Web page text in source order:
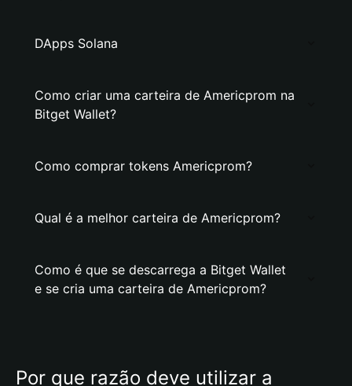
DApps Solana
Como criar uma carteira de Americprom na
Bitget Wallet?
Como comprar tokens Americprom?
Qual é a melhor carteira de Americprom?
Como é que se descarrega a Bitget Wallet
e se cria uma carteira de Americprom?
Por que razão deve utilizar a